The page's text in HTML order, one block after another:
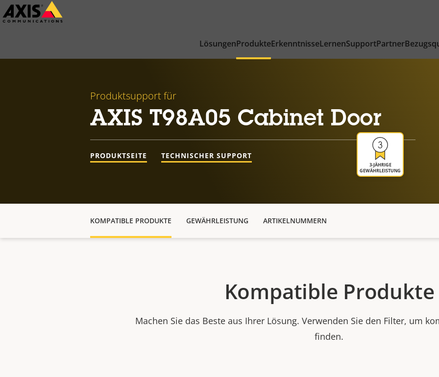
Zum
Hauptinhalt
LösungenProdukteErkenntnisseLernenSupportPartner
Produktsupport für
AXIS T98A05 Cabinet Door
3-JÄHRIGE
GEWÄHRLEISTUNG
PRODUKTSEITE TECHNISCHER SUPPORT
KOMPATIBLE PRODUKTE GEWÄHRLEISTUNG ARTIKELNUMMERN
Kompatible Produkte
Machen Sie das Beste aus Ihrer Lösung. Verwenden Sie den Filter, um
finden.